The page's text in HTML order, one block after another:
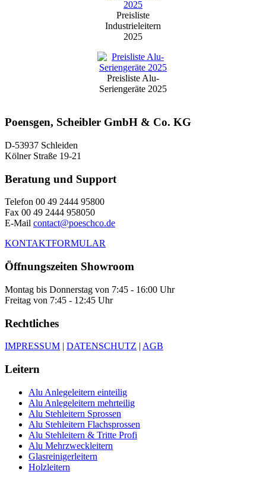
Preisliste
Industrieleitern
2025
Preisliste Alu-
Seriengeräte 2025
Poensgen, Scheibler GmbH & Co. KG
D-53937 Schleiden
Kölner Straße 19-21
Beratung und Support
Telefon 00 49 2444 95800
Fax 00 49 2444 958050
E-Mail contact@poeschco.de
KONTAKTFORMULAR
Öffnungszeiten Showroom
Montag bis Donnerstag von 7:45 - 16:00 Uhr
Freitag von 7:45 - 12:45 Uhr
Rechtliches
IMPRESSUM | DATENSCHUTZ | AGB
Leitern
Alu Anlegeleitern einteilig
Alu Anlegeleitern mehrteilig
Alu Stehleitern Sprossen
Alu Stehleitern Flachsprossen
Alu Stehleitern & Tritte Profi
Alu Mehrzweckleitern
Glasreinigerleitern
Holzleitern